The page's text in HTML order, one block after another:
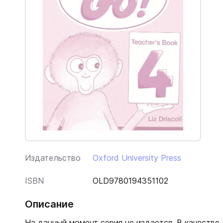
Издательство Oxford University Press
ISBN OLD9780194351102
Описание